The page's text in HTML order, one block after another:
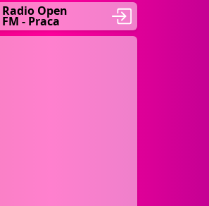
Radio Open
FM - Praca